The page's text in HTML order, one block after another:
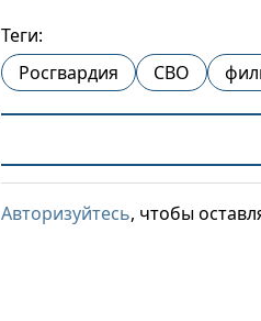
Теги:
Росгвардия
СВО
Авторизуйтесь, чтобы